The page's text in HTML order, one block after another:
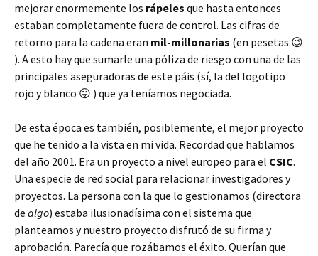
mejorar enormemente los rápeles que hasta entonces
estaban completamente fuera de control. Las cifras de
retorno para la cadena eran mil-millonarias (en pesetas 😉
). A esto hay que sumarle una póliza de riesgo con una de las
principales aseguradoras de este páis (sí, la del logotipo
rojo y blanco 😛 ) que ya teníamos negociada.
De esta época es también, posiblemente, el mejor proyecto
que he tenido a la vista en mi vida. Recordad que hablamos
del año 2001. Era un proyecto a nivel europeo para el CSIC.
Una especie de red social para relacionar investigadores y
proyectos. La persona con la que lo gestionamos (directora
de algo) estaba ilusionadísima con el sistema que
planteamos y nuestro proyecto disfrutó de su firma y
aprobación. Parecía que rozábamos el éxito. Querían que